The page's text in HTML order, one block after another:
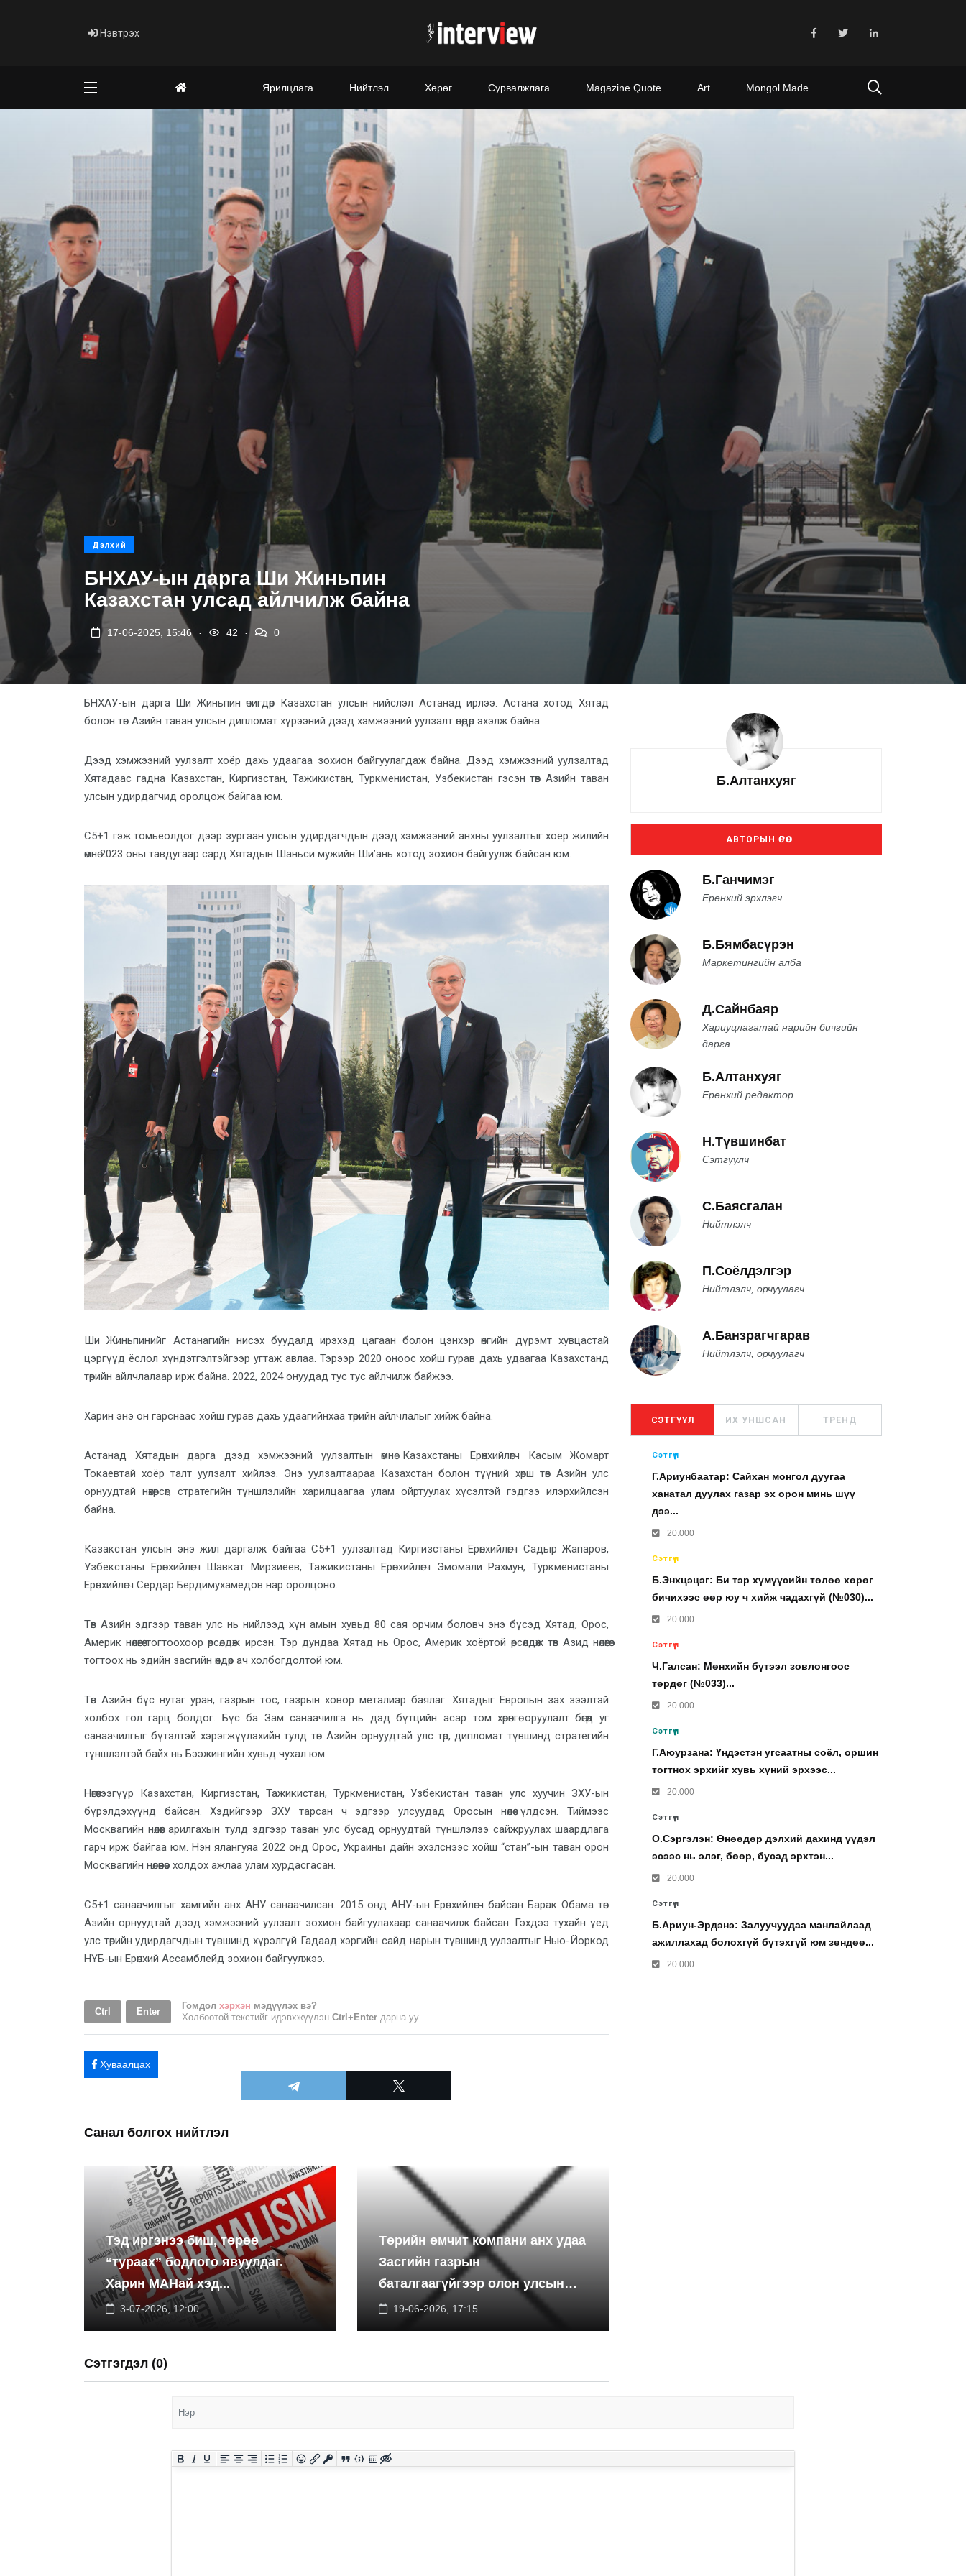
Нэвтрэх
Ярилцлага Нийтлэл Хөрөг Сурвалжлага Magazine Quote Art Mongol Made
Дэлхий
БНХАУ-ын дарга Ши Жиньпин
Казахстан улсад айлчилж байна
17-06-2025, 15:46 42 0
БНХАУ-ын дарга Ши Жиньпин өчигдөр Казахстан улсын нийслэл Астанад ирлээ. Астана хотод Хятад
болон төв Азийн таван улсын дипломат хүрээний дээд хэмжээний уулзалт өнөөдөр эхэлж байна.
Дээд хэмжээний уулзалт хоёр дахь удаагаа зохион байгуулагдаж байна. Дээд хэмжээний уулзалтад
Хятадаас гадна Казахстан, Киргизстан, Тажикистан, Туркменистан, Узбекистан гэсэн төв Азийн таван
улсын удирдагчид оролцож байгаа юм.
С5+1 гэж томьёолдог дээр зургаан улсын удирдагчдын дээд хэмжээний анхны уулзалтыг хоёр жилийн
өмнө 2023 оны тавдугаар сард Хятадын Шаньси мужийн Ши’ань хотод зохион байгуулж байсан юм.
Ши Жиньпинийг Астанагийн нисэх буудалд ирэхэд цагаан болон цэнхэр өнгийн дүрэмт хувцастай
цэргүүд ёслол хүндэтгэлтэйгээр угтаж авлаа. Тэрээр 2020 оноос хойш гурав дахь удаагаа Казахстанд
төрийн айлчлалаар ирж байна. 2022, 2024 онуудад тус тус айлчилж байжээ.
Харин энэ он гарснаас хойш гурав дахь удаагийнхаа төрийн айлчлалыг хийж байна.
Астанад Хятадын дарга дээд хэмжээний уулзалтын өмнө Казахстаны Ерөнхийлөгч Касым Жомарт
Токаевтай хоёр талт уулзалт хийлээ. Энэ уулзалтаараа Казахстан болон түүний хөрш төв Азийн улс
орнуудтай нөхөрсөг, стратегийн түншлэлийн харилцаагаа улам ойртуулах хүсэлтэй гэдгээ илэрхийлсэн
байна.
Казакстан улсын энэ жил даргалж байгаа С5+1 уулзалтад Киргизстаны Ерөнхийлөгч Садыр Жапаров,
Узбекстаны Ерөнхийлөгч Шавкат Мирзиёев, Тажикистаны Ерөнхийлөгч Эмомали Рахмун, Туркменистаны
Ерөнхийлөгч Сердар Бердимухамедов нар оролцоно.
Төв Азийн эдгээр таван улс нь нийлээд хүн амын хувьд 80 сая орчим боловч энэ бүсэд Хятад, Орос,
Америк нөлөөгөө тогтоохоор өрсөлдөж ирсэн. Тэр дундаа Хятад нь Орос, Америк хоёртой өрсөлдөж төв Азид нөлөөгөө
тогтоох нь эдийн засгийн өндөр ач холбогдолтой юм.
Төв Азийн бүс нутаг уран, газрын тос, газрын ховор металиар баялаг. Хятадыг Европын зах зээлтэй
холбох гол гарц болдог. Бүс ба Зам санаачилга нь дэд бүтцийн асар том хөрөнгө оруулалт бөгөөд уг
санаачилгыг бүтэлтэй хэрэгжүүлэхийн тулд төв Азийн орнуудтай улс төр, дипломат түвшинд стратегийн
түншлэлтэй байх нь Бээжингийн хувьд чухал юм.
Нөгөөтээгүүр Казахстан, Киргизстан, Тажикистан, Туркменистан, Узбекистан таван улс хуучин ЗХУ-ын
бүрэлдэхүүнд байсан. Хэдийгээр ЗХУ тарсан ч эдгээр улсуудад Оросын нөлөө үлдсэн. Тиймээс
Москвагийн нөлөөг арилгахын тулд эдгээр таван улс бусад орнуудтай түншлэлээ сайжруулах шаардлага
гарч ирж байгаа юм. Нэн ялангуяа 2022 онд Орос, Украины дайн эхэлснээс хойш “стан”-ын таван орон
Москвагийн нөлөөнөөс холдох ажлаа улам хурдасгасан.
С5+1 санаачилгыг хамгийн анх АНУ санаачилсан. 2015 онд АНУ-ын Ерөнхийлөгч байсан Барак Обама төв
Азийн орнуудтай дээд хэмжээний уулзалт зохион байгуулахаар санаачилж байсан. Гэхдээ тухайн үед
улс төрийн удирдагчдын түвшинд хүрэлгүй Гадаад хэргийн сайд нарын түвшинд уулзалтыг Нью-Йоркод
НҮБ-ын Ерөнхий Ассамблейд зохион байгуулжээ.
Ctrl Enter
Гомдол хэрхэн мэдүүлэх вэ?
Холбоотой текстийг идэвхжүүлэн Ctrl+Enter дарна уу.
Хуваалцах
Санал болгох нийтлэл
Тэд иргэнээ биш, төрөө
“тураах” бодлого явуулдаг.
Харин МАНай хэд...
3-07-2026, 12:00
Төрийн өмчит компани анх удаа
Засгийн газрын
баталгаагүйгээр олон улсын
экспортын зээлийн санхүүжилт
19-06-2026, 17:15
Сэтгэгдэл (0)
Б.Алтанхуяг
АВТОРЫН ӨРӨӨ
Б.Ганчимэг
Ерөнхий эрхлэгч
Б.Бямбасүрэн
Маркетингийн алба
Д.Сайнбаяр
Хариуцлагатай нарийн бичгийн
дарга
Б.Алтанхуяг
Ерөнхий редактор
Н.Түвшинбат
Сэтгүүлч
С.Баясгалан
Нийтлэлч
П.Соёлдэлгэр
Нийтлэлч, орчуулагч
А.Банзрагчгарав
Нийтлэлч, орчуулагч
СЭТГҮҮЛ ИХ УНШСАН ТРЕНД
Сэтгүүл
Г.Ариунбаатар: Сайхан монгол дуугаа
ханатал дуулах газар эх орон минь шүү
дээ...
20.000
Сэтгүүл
Б.Энхцэцэг: Би тэр хүмүүсийн төлөө хөрөг
бичихээс өөр юу ч хийж чадахгүй (№030)...
20.000
Сэтгүүл
Ч.Галсан: Мөнхийн бүтээл зовлонгоос
төрдөг (№033)...
20.000
Сэтгүүл
Г.Аюурзана: Үндэстэн угсаатны соёл, оршин
тогтнох эрхийг хувь хүний эрхээс...
20.000
Сэтгүүл
О.Сэргэлэн: Өнөөдөр дэлхий дахинд үүдэл
эсээс нь элэг, бөөр, бусад эрхтэн...
20.000
Сэтгүүл
Б.Ариун-Эрдэнэ: Залуучуудаа манлайлаад
ажиллахад болохгүй бүтэхгүй юм зөндөө...
20.000